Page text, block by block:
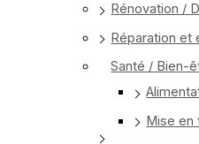
Rénovation /
Réparation et
Santé / Bien-
Mise en